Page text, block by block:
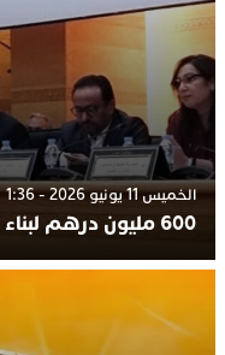
الخميس 11 يونيو 2026 - 1:36
600 مليون درهم لبناء الملعب الكبير بمكناس